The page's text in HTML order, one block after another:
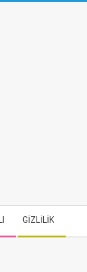
GİZLİLİK